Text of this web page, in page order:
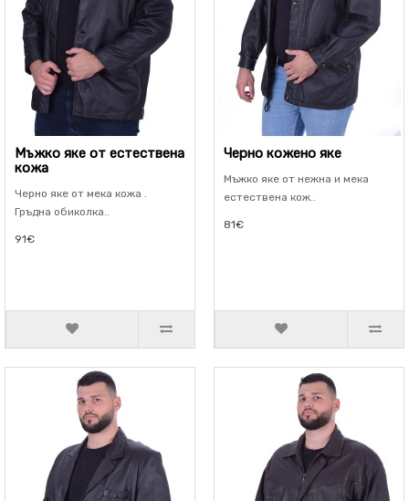
Мъжко яке от естествена
кожа
Черно яке от мека кожа .
Гръдна обиколка..
91€
Черно кожено яке
Мъжко яке от нежна и мека
естествена кож..
81€